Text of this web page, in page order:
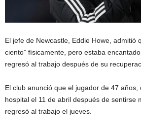
El jefe de Newcastle, Eddie Howe, admitió
ciento” físicamente, pero estaba
regresó al trabajo después de su
El club anunció que el jugador de 47 años,
hospital el 11 de abril después de sentirse
regresó al trabajo el jueves.